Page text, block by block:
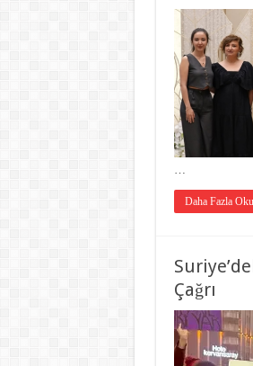
Daha Fazla Oku
Çağrı